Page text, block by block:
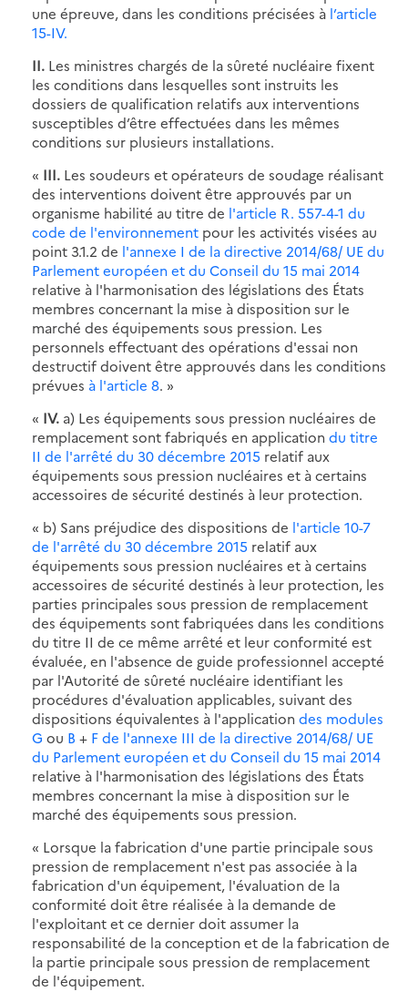
une épreuve, dans les conditions précisées à l’article
15-IV.
II. Les ministres chargés de la sûreté nucléaire fixent
les conditions dans lesquelles sont instruits les
dossiers de qualification relatifs aux interventions
susceptibles d’être effectuées dans les mêmes
conditions sur plusieurs installations.
« III. Les soudeurs et opérateurs de soudage réalisant
des interventions doivent être approuvés par un
organisme habilité au titre de l'article R. 557-4-1 du
code de l'environnement pour les activités visées au
point 3.1.2 de l'annexe I de la directive 2014/68/ UE du
Parlement européen et du Conseil du 15 mai 2014
relative à l'harmonisation des législations des États
membres concernant la mise à disposition sur le
marché des équipements sous pression. Les
personnels effectuant des opérations d'essai non
destructif doivent être approuvés dans les conditions
prévues à l'article 8. »
« IV. a) Les équipements sous pression nucléaires de
remplacement sont fabriqués en application du titre
II de l'arrêté du 30 décembre 2015 relatif aux
équipements sous pression nucléaires et à certains
accessoires de sécurité destinés à leur protection.
« b) Sans préjudice des dispositions de l'article 10-7
de l'arrêté du 30 décembre 2015 relatif aux
équipements sous pression nucléaires et à certains
accessoires de sécurité destinés à leur protection, les
parties principales sous pression de remplacement
des équipements sont fabriquées dans les conditions
du titre II de ce même arrêté et leur conformité est
évaluée, en l'absence de guide professionnel accepté
par l'Autorité de sûreté nucléaire identifiant les
procédures d'évaluation applicables, suivant des
dispositions équivalentes à l'application des modules
G ou B + F de l'annexe III de la directive 2014/68/ UE
du Parlement européen et du Conseil du 15 mai 2014
relative à l'harmonisation des législations des États
membres concernant la mise à disposition sur le
marché des équipements sous pression.
« Lorsque la fabrication d'une partie principale sous
pression de remplacement n'est pas associée à la
fabrication d'un équipement, l'évaluation de la
conformité doit être réalisée à la demande de
l'exploitant et ce dernier doit assumer la
responsabilité de la conception et de la fabrication de
la partie principale sous pression de remplacement
de l'équipement.